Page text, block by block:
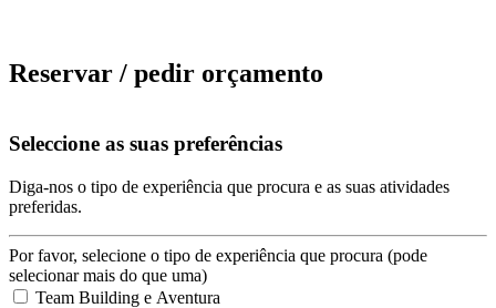
Reservar / pedir orçamento
Seleccione as suas preferências
Diga-nos o tipo de experiência que procura e as suas atividades
preferidas.
Por favor, selecione o tipo de experiência que procura (pode
selecionar mais do que uma)
Team Building e Aventura